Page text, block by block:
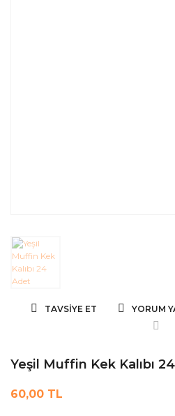
TAVSIYE ET YORUM
Yeşil Muffin Kek Kalıbı
60,00 TL